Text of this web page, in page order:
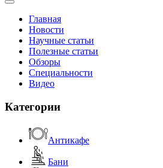
Главная
Новости
Научные статьи
Полезные статьи
Обзоры
Специальности
Видео
Категории
Антикафе
Бани